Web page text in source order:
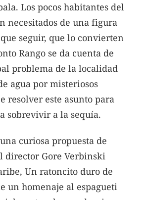
Los pocos habitantes del
necesitados de una figura
seguir, que lo convierten
Rango se da cuenta de
problema de la localidad
agua por misteriosos
resolver este asunto para
sobrevivir a la sequía.
curiosa propuesta de
director Gore Verbinski
Un ratoncito duro de
un homenaje al espagueti